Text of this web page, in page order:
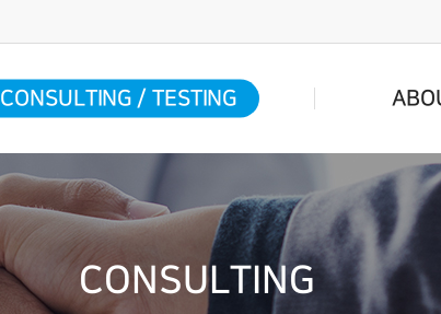
CONSULTING / TESTING
CONSULTING